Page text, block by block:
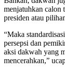
menjatuhkan calon
presiden atau
“Maka
persepsi dan
aksi dakwah yang
mencerahkan,”